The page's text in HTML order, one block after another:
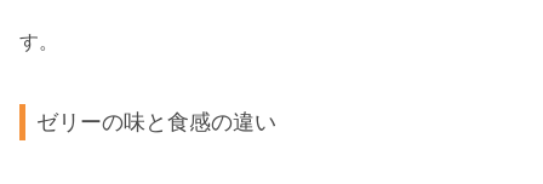
す。
ゼリーの味と食感の違い